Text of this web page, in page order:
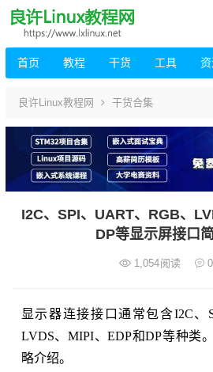
首页 教程 干货 工具
良许Linux教程网 干货合集
I2C、SPI、UART、RGB、
DP等显示屏接口
1,054阅读 0
显示器连接接口通常包含I2C、
LVDS、MIPI、EDP和DP等种类
略介绍。